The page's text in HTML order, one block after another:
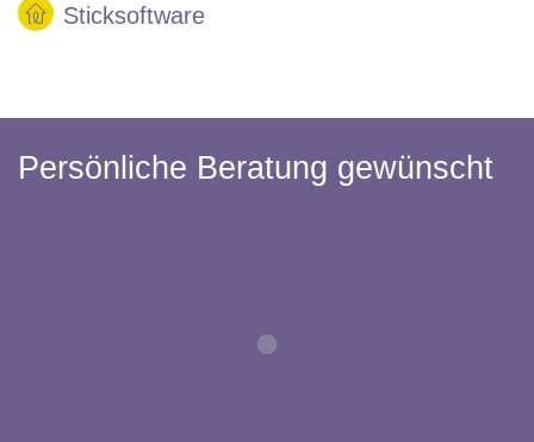
Sticksoftware
Persönliche Beratung gewünscht